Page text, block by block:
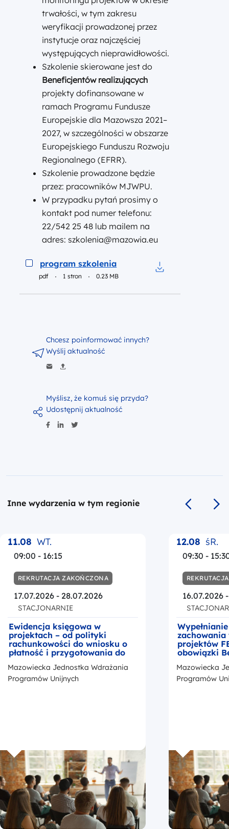
trwałości, w tym zakresu
weryfikacji prowadzonej przez
instytucje oraz najczęściej
występujących nieprawidłowości.
Szkolenie skierowane jest do
Beneficjentów realizujących
projekty dofinansowane w
ramach Programu Fundusze
Europejskie dla Mazowsza 2021–
2027, w szczególności w obszarze
Europejskiego Funduszu Rozwoju
Regionalnego (EFRR).
Szkolenie prowadzone będzie
przez: pracowników MJWPU.
W przypadku pytań prosimy o
kontakt pod numer telefonu:
22/542 25 48 lub mailem na
adres: szkolenia@mazowia.eu
Podgląd
program szkolenia
pdf 1 stron 0.23 MB
Myślisz, że komuś się przyda?
Udostępnij aktualność
Chcesz poinformować innych?
Wyślij aktualność
Inne wydarzenia w tym regionie
Poprzedni
11.08 WT.
09:00 - 16:15
REKRUTACJA ZAKOŃCZONA
17.07.2026 - 28.07.2026
STACJONARNIE
Ewidencja księgowa w
projektach – od polityki
rachunkowości do wniosku o
płatność i przygotowania do
kontroli
Mazowiecka Jednostka Wdrażania
Programów Unijnych
12.08 śR.
09:30 -
16.07.2026
zachowania
projektów
obowiązki
okresie
z
promocji
Mazowiecka
Programów